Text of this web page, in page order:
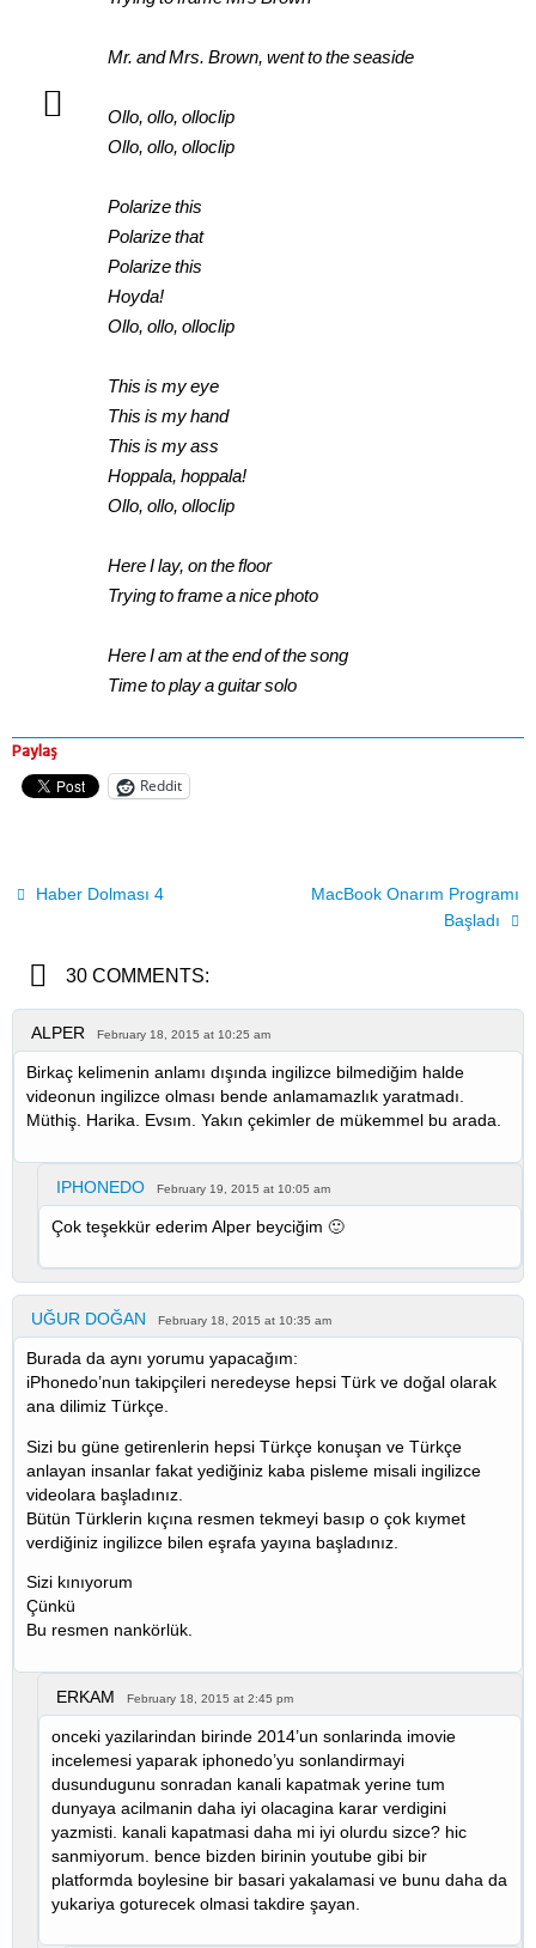
Mr. and Mrs. Brown, went to the seaside
Ollo, ollo, olloclip
Ollo, ollo, olloclip
Polarize this
Polarize that
Polarize this
Hoyda!
Ollo, ollo, olloclip
This is my eye
This is my hand
This is my ass
Hoppala, hoppala!
Ollo, ollo, olloclip
Here I lay, on the floor
Trying to frame a nice photo
Here I am at the end of the song
Time to play a guitar solo
Paylaş
Reddit
Haber Dolması 4
MacBook Onarım Programı
Başladı
30 COMMENTS:
ALPER February 18, 2015 at 10:25 am
Birkaç kelimenin anlamı dışında ingilizce bilmediğim halde
videonun ingilizce olması bende anlamamazlık yaratmadı.
Müthiş. Harika. Evsım. Yakın çekimler de mükemmel bu arada.
IPHONEDO February 19, 2015 at 10:05 am
Çok teşekkür ederim Alper beyciğim 🙂
UĞUR DOĞAN February 18, 2015 at 10:35 am
Burada da aynı yorumu yapacağım:
iPhonedo’nun takipçileri neredeyse hepsi Türk ve doğal olarak
ana dilimiz Türkçe.
Sizi bu güne getirenlerin hepsi Türkçe konuşan ve Türkçe
anlayan insanlar fakat yediğiniz kaba pisleme misali ingilizce
videolara başladınız.
Bütün Türklerin kıçına resmen tekmeyi basıp o çok kıymet
verdiğiniz ingilizce bilen eşrafa yayına başladınız.
Sizi kınıyorum
Çünkü
Bu resmen nankörlük.
ERKAM February 18, 2015 at 2:45 pm
onceki yazilarindan birinde 2014’un sonlarinda imovie
incelemesi yaparak iphonedo’yu sonlandirmayi
dusundugunu sonradan kanali kapatmak yerine tum
dunyaya acilmanin daha iyi olacagina karar verdigini
yazmisti. kanali kapatmasi daha mi iyi olurdu sizce? hic
sanmiyorum. bence bizden birinin youtube gibi bir
platformda boylesine bir basari yakalamasi ve bunu daha da
yukariya goturecek olmasi takdire şayan.